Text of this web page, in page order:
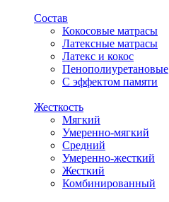
Состав
Кокосовые матрасы
Латексные матрасы
Латекс и кокос
Пенополиуретановые
С эффектом памяти
Жесткость
Мягкий
Умеренно-мягкий
Средний
Умеренно-жесткий
Жесткий
Комбинированный